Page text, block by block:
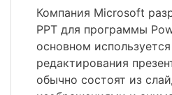
Компания Microsoft
PPT для программы
основном
редактирования
обычно состоят из